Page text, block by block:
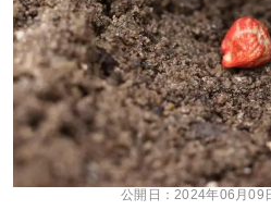
公開日：2024年06月09